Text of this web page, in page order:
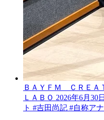
ＢＡＹＦＭ ＣＲＥＡ
ＬＡＢＯ 2026年6月
ト #吉田尚記 #自称ア